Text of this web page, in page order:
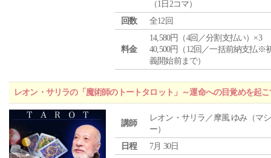
（1日2コマ）
回数
全12回
料金
14,580円（4回／分割支払い）×3
40,500円（12回／一括前納支払※
義開始前まで）
レオン・サリラの「魔術師のトートタロット」～運命への目覚めを起
講師
レオン・サリラ／摩風 ゆみ（マ
ー）
日程
7月 30日